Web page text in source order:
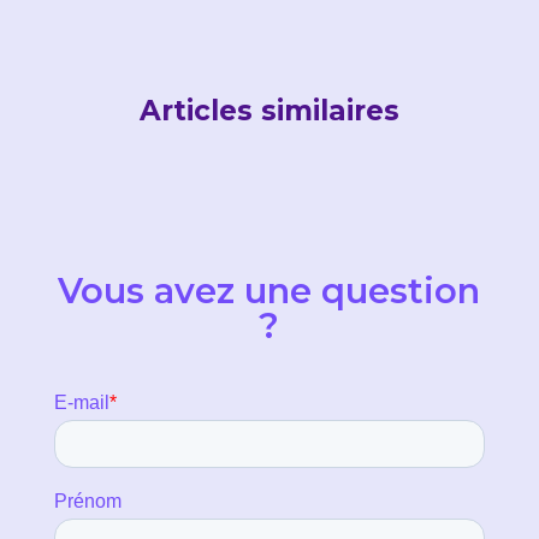
Articles similaires
Vous avez une question
?